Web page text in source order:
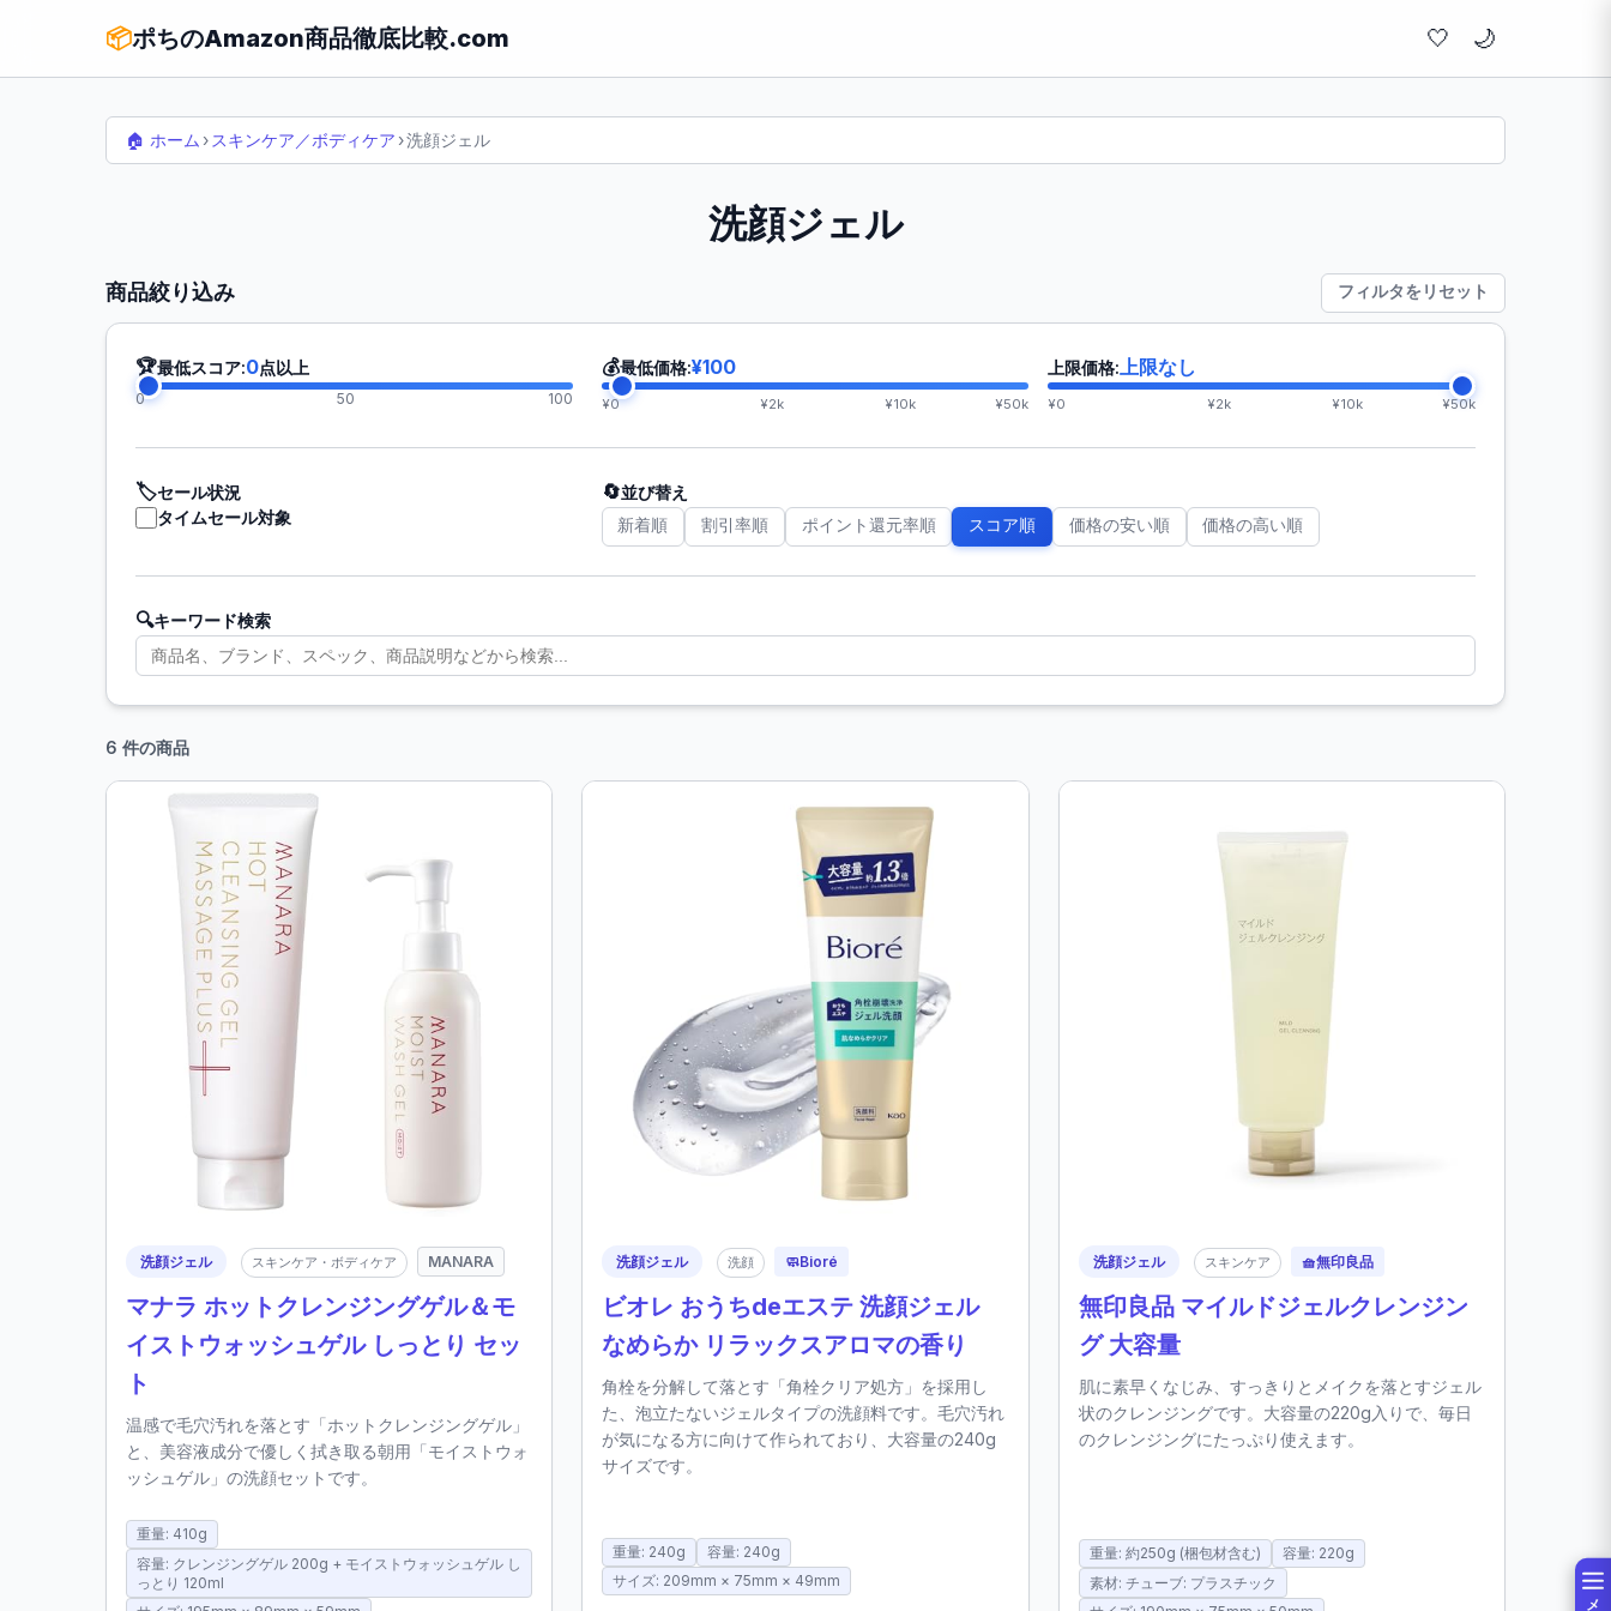
📦ポちのAmazon商品徹底比較.com 🤍
🏠 ホーム › スキンケア／ボディケア ›洗顔ジェル
洗顔ジェル
商品絞り込み フィルタをリセット
🏆最低スコア:0点以上
0 50 100
💰最低価格:¥100
¥0 ¥2k ¥10k ¥50k
上限価格: 上限なし
¥0 ¥2k ¥10k ¥50k
🏷️セール状況
タイムセール対象
🔄並び替え
新着順 割引率順 ポイント還元率順 スコア順 価格の安い順 価格の高い順
🔍キーワード検索
6 件の商品
洗顔ジェル スキンケア・ボディケア MANARA
マナラ ホットクレンジングゲル＆モ
イストウォッシュゲル しっとり セッ
ト
温感で毛穴汚れを落とす「ホットクレンジングゲル」
と、美容液成分で優しく拭き取る朝用「モイストウォ
ッシュゲル」の洗顔セットです。
重量: 410g
容量: クレンジングゲル 200g + モイストウォッシュゲル し
っとり 120ml
洗顔ジェル 洗顔 🧼Bioré
ビオレ おうちdeエステ 洗顔ジェル
なめらか リラックスアロマの香り
角栓を分解して落とす「角栓クリア処方」を採用し
た、泡立たないジェルタイプの洗顔料です。毛穴汚れ
が気になる方に向けて作られており、大容量の240g
サイズです。
重量: 240g
容量: 240g
サイズ: 209mm × 75mm × 49mm
洗顔ジェル スキンケア 🧺無印良品
無印良品 マイルドジェルクレンジン
グ 大容量
肌に素早くなじみ、すっきりとメイクを落とすジェル
状のクレンジングです。大容量の220g入りで、毎日
のクレンジングにたっぷり使えます。
重量: 約250g (梱包材含む)
容量: 220g
素材: チューブ: プラスチック